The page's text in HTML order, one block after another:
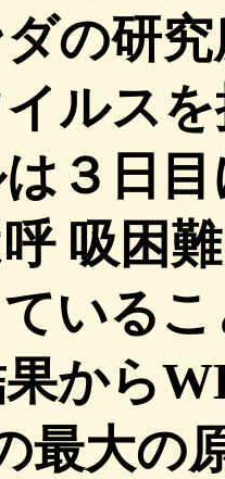
の研
ルス
３日
吸困
いる
から
最大の